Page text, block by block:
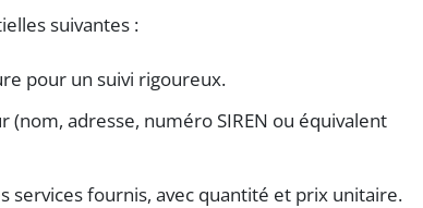
suivantes :
pour un suivi rigoureux.
(nom, adresse, numéro SIREN ou équivalent
services fournis, avec quantité et prix unitaire.